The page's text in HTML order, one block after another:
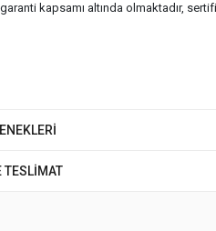
kapsamı altında olmaktadır,
TESLİMAT